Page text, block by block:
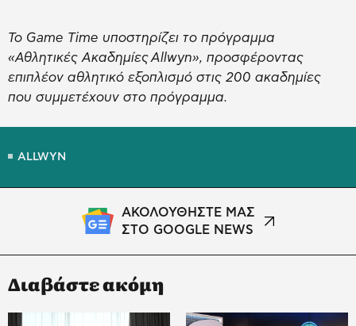
Το Game Time υποστηρίζει το πρόγραμμα
«Αθλητικές ΑκαδημίεςAllwyn», προσφέροντας
επιπλέον αθλητικό εξοπλισμό στις 200 ακαδημίες
που συμμετέχουν στο πρόγραμμα.
ALLWYN
ΑΚΟΛΟΥΘΗΣΤΕ ΜΑΣ
ΣΤΟ GOOGLE NEWS
Διαβάστε ακόμη